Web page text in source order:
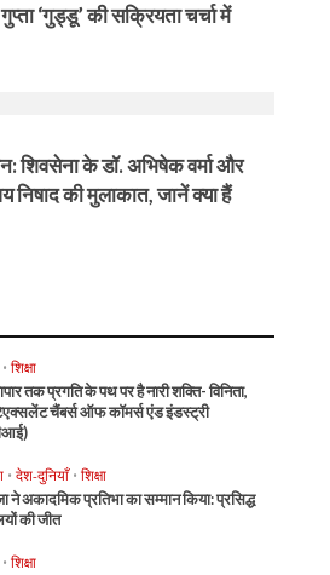
‘गुड्डू’ की सक्रियता चर्चा में
शिवसेना के डॉ. अभिषेक वर्मा और
निषाद की मुलाकात, जानें क्या हैं
• शिक्षा
तक प्रगति के पथ पर है नारी शक्ति- विनिता,
चैंबर्स ऑफ कॉमर्स एंड इंडस्ट्री
• देश-दुनियाँ • शिक्षा
ने अकादमिक प्रतिभा का सम्मान किया: प्रसिद्ध
की जीत
• शिक्षा